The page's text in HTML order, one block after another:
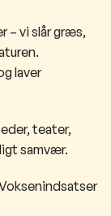
– vi slår græs,
laver
teater,
samvær.